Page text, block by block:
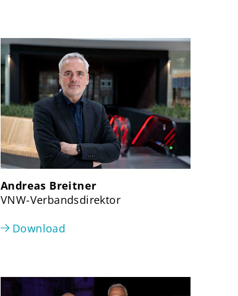
Andreas Breitner
VNW-Verbandsdirektor
Download